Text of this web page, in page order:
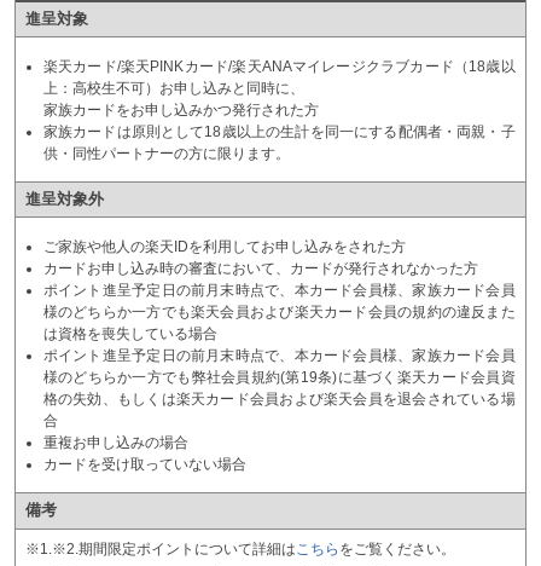
進呈対象
楽天カード/楽天PINKカード/楽天ANAマイレージクラブカード（18歳以
上：高校生不可）お申し込みと同時に、
家族カードをお申し込みかつ発行された方
家族カードは原則として18歳以上の生計を同一にする配偶者・両親・子
供・同性パートナーの方に限ります。
進呈対象外
ご家族や他人の楽天IDを利用してお申し込みをされた方
カードお申し込み時の審査において、カードが発行されなかった方
ポイント進呈予定日の前月末時点で、本カード会員様、家族カード会員
様のどちらか一方でも楽天会員および楽天カード会員の規約の違反また
は資格を喪失している場合
ポイント進呈予定日の前月末時点で、本カード会員様、家族カード会員
様のどちらか一方でも弊社会員規約(第19条)に基づく楽天カード会員資
格の失効、もしくは楽天カード会員および楽天会員を退会されている場
合
重複お申し込みの場合
カードを受け取っていない場合
備考
※1.※2.期間限定ポイントについて詳細はこちら をご覧ください。